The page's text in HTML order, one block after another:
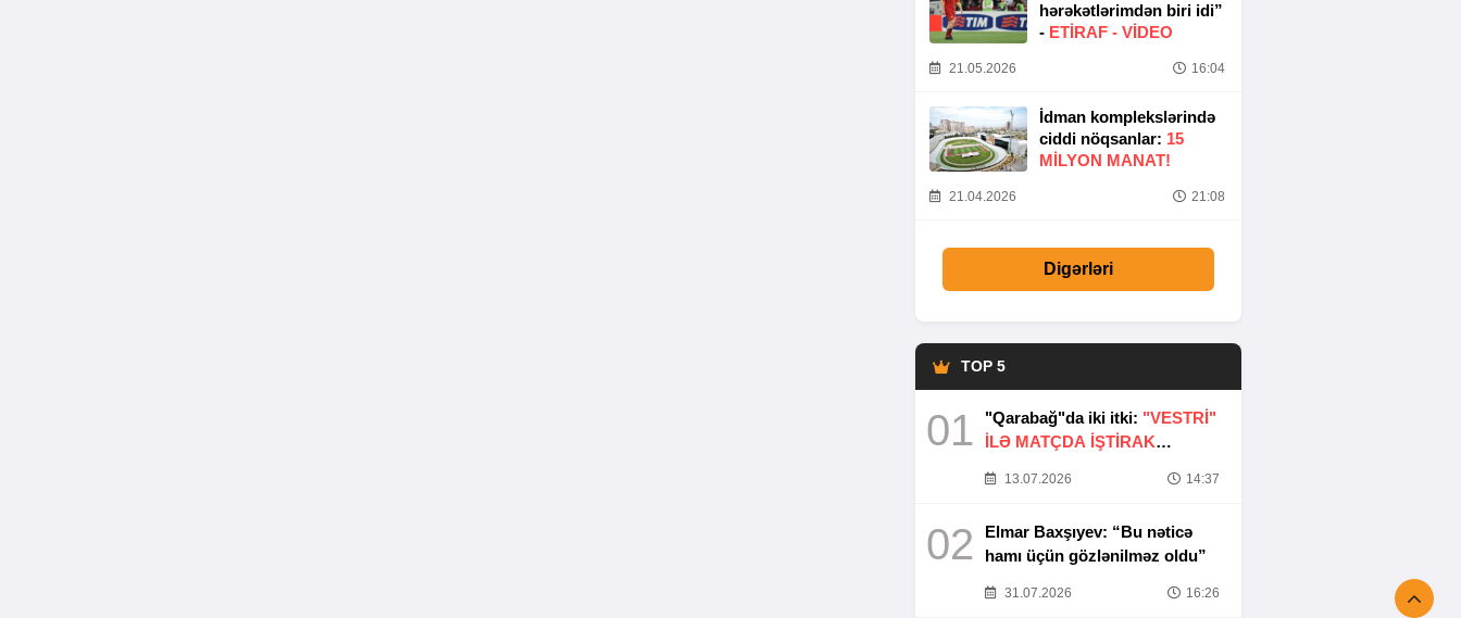
hərəkətlərimdən biri idi”
- ETIRAF - VİDEO
21.05.2026 16:04
İdman komplekslərində
ciddi nöqsanlar: 15
MILYON MANAT!
21.04.2026 21:08
Digərləri
TOP 5
01 "Qarabağ"da iki itki: "VESTRİ"
İLƏ MATÇDA İŞTİRAK
13.07.2026 14:37
02
Elmar Baxşıyev: “Bu nəticə
hamı üçün gözlənilməz oldu”
31.07.2026 16:26